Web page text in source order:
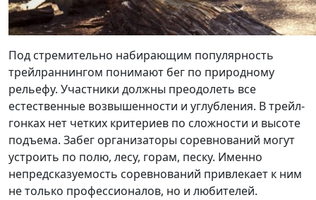
Под стремительно набирающим популярность
трейлраннингом понимают бег по природному
рельефу. Участники должны преодолеть все
естественные возвышенности и углубления. В трейл-
гонках нет четких критериев по сложности и высоте
подъема. Забег организаторы соревнований могут
устроить по полю, лесу, горам, песку. Именно
непредсказуемость соревнований привлекает к ним
не только профессионалов, но и любителей.